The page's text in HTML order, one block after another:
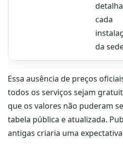
detalha
cada
da
Essa ausência de preços
todos os serviços sejam
que os valores não puderam
tabela pública e atualizada.
antigas criaria uma